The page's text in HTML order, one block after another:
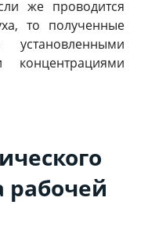
же проводится
то полученные
концентрациями
рабочей